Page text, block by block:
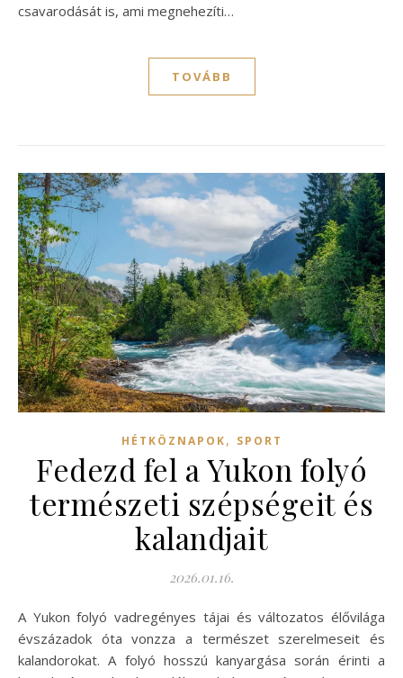
csavarodását is, ami megnehezíti…
TOVÁBB
HÉTKÖZNAPOK, SPORT
Fedezd fel a Yukon folyó
természeti szépségeit és
kalandjait
2026.01.16.
A Yukon folyó vadregényes tájai és változatos élővilága
évszázadok óta vonzza a természet szerelmeseit és
kalandorokat. A folyó hosszú kanyargása során érinti a